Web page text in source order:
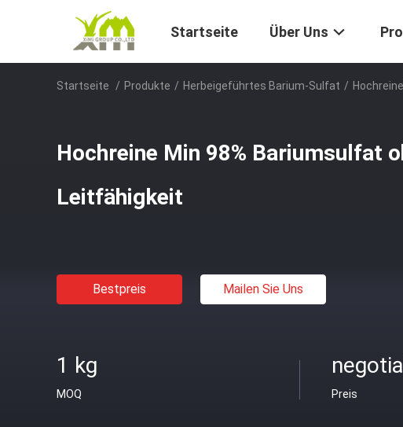
Startseite Über Uns
Startseite / Produkte / Herbeigeführtes Barium-Sulfat /
Hochreine Min 98% Bariumsulfat
Leitfähigkeit
Bestpreis Mailen Sie Uns
1 kg
MOQ Preis